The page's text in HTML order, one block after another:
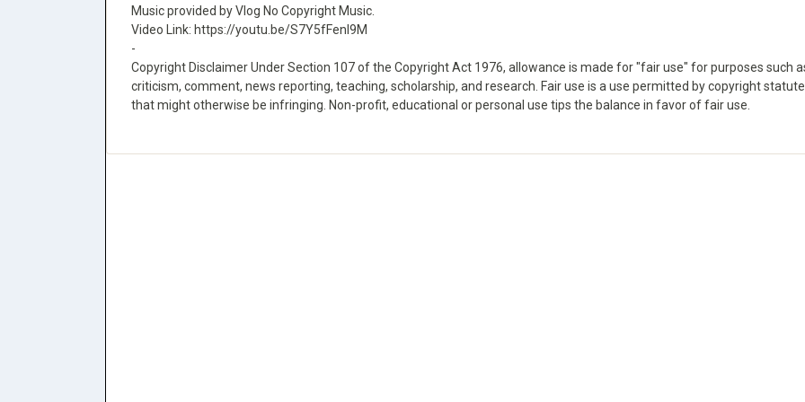
Music provided by Vlog No Copyright Music.
Video Link: https://youtu.be/S7Y5fFenI9M​
-
Copyright Disclaimer Under Section 107 of the Copyright Act 1976, allowance is made for "fair use" for purposes such
criticism, comment, news reporting, teaching, scholarship, and research. Fair use is a use permitted by copyright statute
that might otherwise be infringing. Non-profit, educational or personal use tips the balance in favor of fair use.